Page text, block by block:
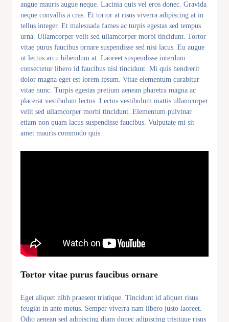
augue mauris augue neque. Lacinia quis vel eros donec. Gravida
neque convallis a cras. Et tortor at risus viverra adipiscing at in
tellus integer. Et malesuada fames ac turpis egestas sed tempus
urna. Ullamcorper velit sed ullamcorper morbi tincidunt. Tortor
vitae purus faucibus ornare suspendisse sed nisi lacus. Eu augue
ut lectus arcu bibendum at. Laoreet suspendisse interdum
consectetur libero id faucibus nisl tincidunt. Mi quis hendrerit
dolor magna eget est lorem ipsum. Vitae elementum curabitur
vitae nunc. Turpis egestas pretium aenean pharetra magna ac
placerat vestibulum lectus. Lectus vestibulum mattis ullamcorper
velit sed ullamcorper morbi tincidunt. Elementum pulvinar
etiam non quam lacus suspendisse faucibus. Vulputate mi sit
amet mauris commodo quis.
Tortor vitae purus faucibus ornare
Eget aliquet nibh praesent tristique. Tincidunt id aliquet risus
feugiat in ante metus. Semper viverra nam libero justo laoreet.
Odio aenean sed adipiscing diam donec adipiscing tristique risus